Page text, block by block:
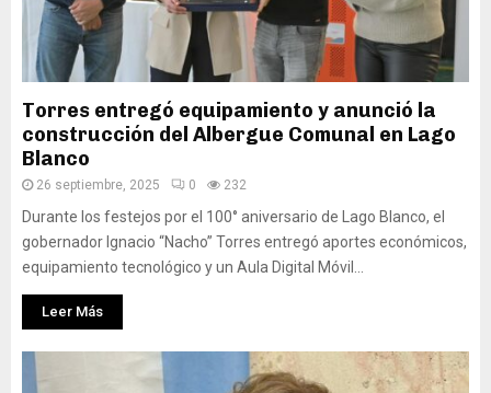
Torres entregó equipamiento y anunció la
construcción del Albergue Comunal en Lago
Blanco
26 septiembre, 2025 0 232
Durante los festejos por el 100° aniversario de Lago Blanco, el
gobernador Ignacio “Nacho” Torres entregó aportes económicos,
equipamiento tecnológico y un Aula Digital Móvil...
Leer Más